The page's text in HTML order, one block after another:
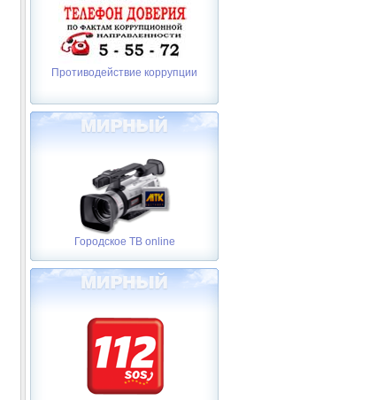
Противодействие коррупции
Городское ТВ online